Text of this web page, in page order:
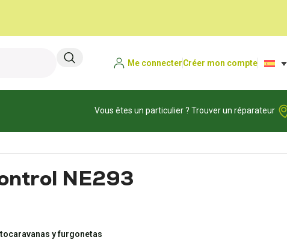
Me connecterCréer mon compte
Vous êtes un particulier ? Trouver un réparateur
NE293
y furgonetas